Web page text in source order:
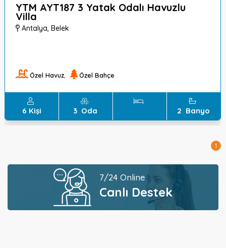
YTM AYT187 3 Yatak Odalı Havuzlu
Villa
Antalya,Belek
Özel Havuz Özel Bahçe
6 Kişi 3 Oda 2 Banyo
1
7/24 Online
Canlı Destek